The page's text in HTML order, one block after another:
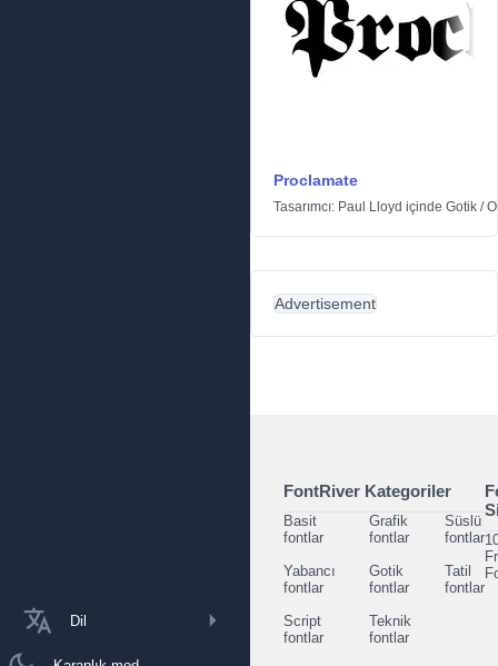
Dil
Proclamate
Tasarımcı: Paul Lloyd içinde Gotik /
Advertisement
FontRiver Kategoriler
Basit
fontlar
Grafik
fontlar
Süslü
fontlar
Yabancı
fontlar
Gotik
fontlar
Tatil
fontlar
Script
fontlar
Teknik
fontlar